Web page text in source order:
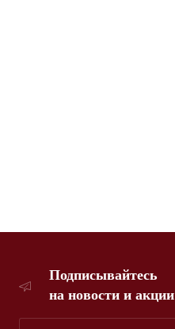
Подписывайтесь
на новости и акции